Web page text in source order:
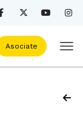
Asociate